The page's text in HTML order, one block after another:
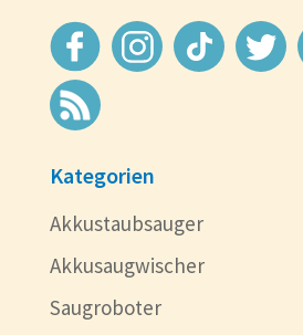
Kategorien
Akkustaubsauger
Akkusaugwischer
Saugroboter